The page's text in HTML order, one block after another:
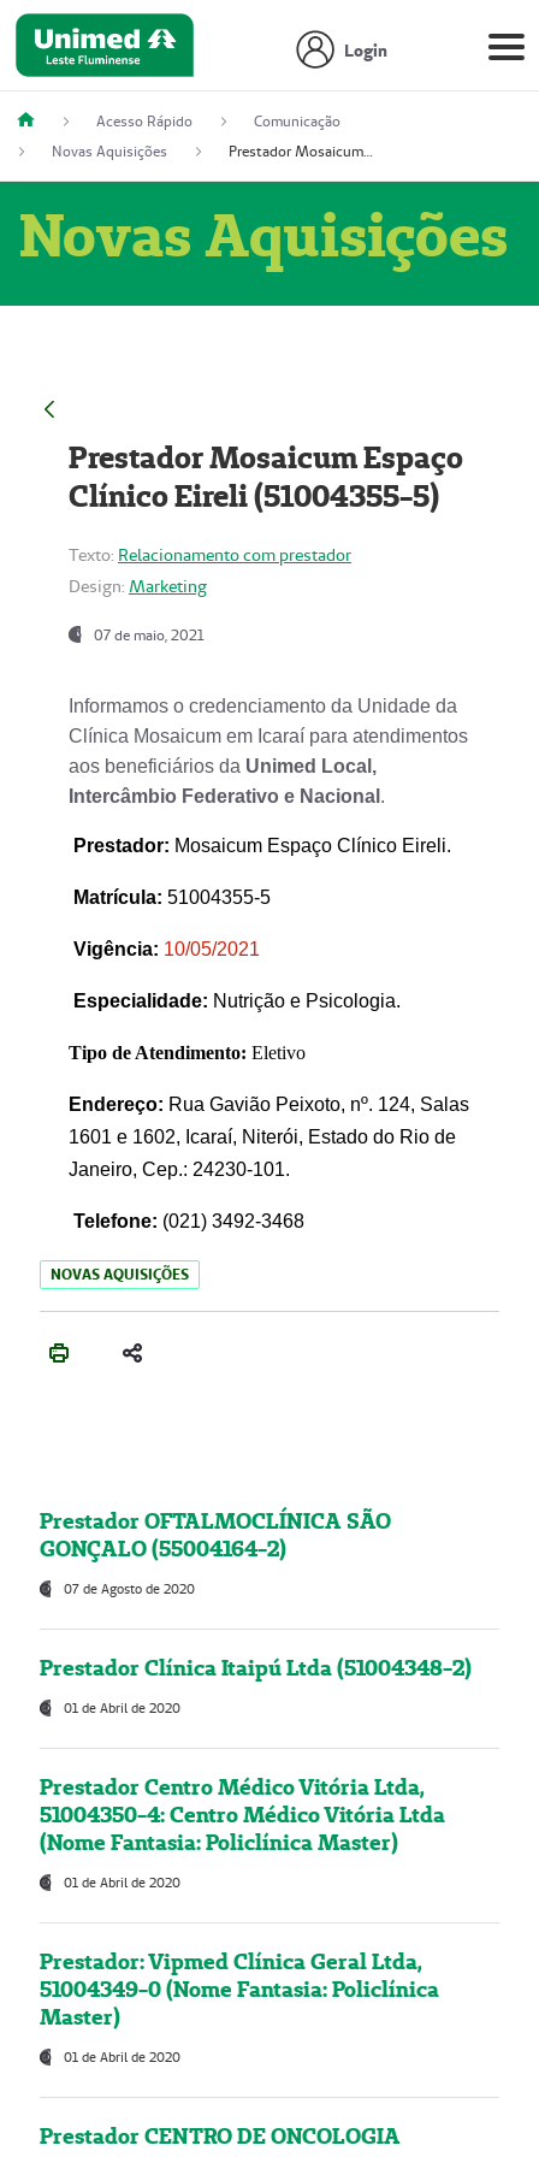
Login
Acesso Rápido
Comunicação
Novas Aquisições
Prestador Mosaicum Espaço Clínico Eireli (51004355-5)
Novas Aquisições
Prestador Mosaicum Espaço
Clínico Eireli (51004355-5)
Texto: Relacionamento com prestador
Design: Marketing
07 de maio, 2021
Informamos o credenciamento da Unidade da
Clínica Mosaicum em Icaraí para atendimentos
aos beneficiários da Unimed Local,
Intercâmbio Federativo e Nacional .
Prestador: Mosaicum Espaço Clínico Eireli.
Matrícula: 51004355-5
Vigência: 10/05/2021
Especialidade: Nutrição e Psicologia.
Tipo de Atendimento: Eletivo
Endereço: Rua Gavião Peixoto, nº. 124, Salas
1601 e 1602, Icaraí, Niterói, Estado do Rio de
Janeiro, Cep.: 24230-101.
Telefone: (021) 3492-3468
NOVAS AQUISIÇÕES
Prestador OFTALMOCLÍNICA SÃO
GONÇALO (55004164-2)
07 de Agosto de 2020
Prestador Clínica Itaipú Ltda (51004348-2)
01 de Abril de 2020
Prestador Centro Médico Vitória Ltda,
51004350-4: Centro Médico Vitória Ltda
(Nome Fantasia: Policlínica Master)
01 de Abril de 2020
Prestador: Vipmed Clínica Geral Ltda,
51004349-0 (Nome Fantasia: Policlínica
Master)
01 de Abril de 2020
Prestador CENTRO DE ONCOLOGIA